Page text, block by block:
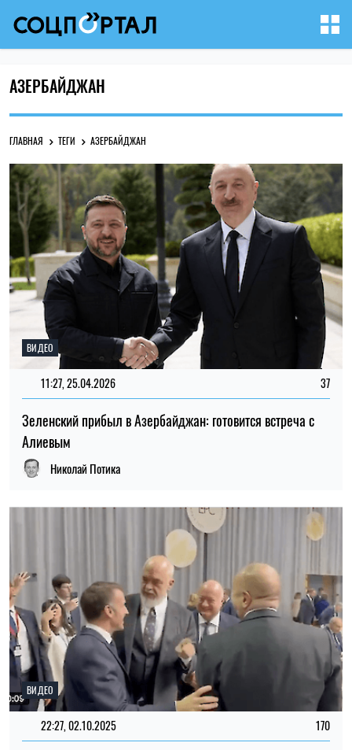
АЗЕРБАЙДЖАН
ГЛАВНАЯ ТЕГИ АЗЕРБАЙДЖАН
ВИДЕО
11:27, 25.04.2026 37
Зеленский прибыл в Азербайджан: готовится встреча с
Алиевым
Николай Потика
ВИДЕО
22:27, 02.10.2025 170